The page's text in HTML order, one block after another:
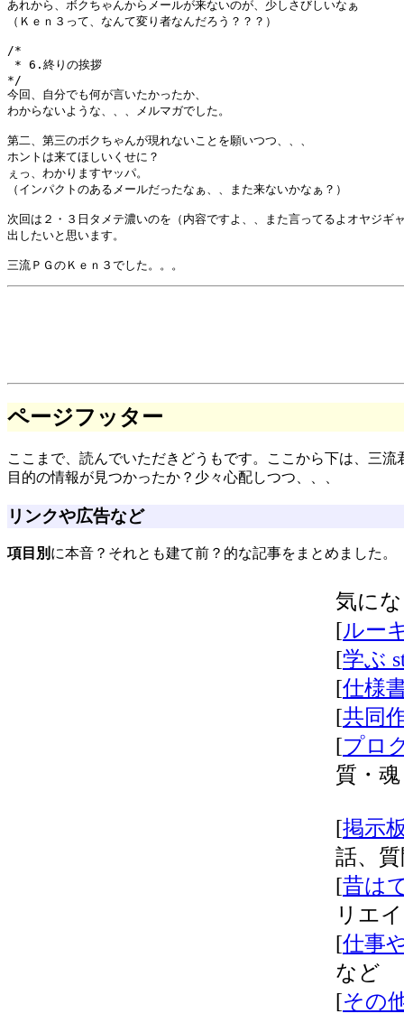
あれから、ボクちゃんからメールが来ないのが、少しさびしいなぁ
（Ｋｅｎ３って、なんて変り者なんだろう？？？）
/*
* 6.終りの挨拶
*/
今回、自分でも何が言いたかったか、
わからないような、、、メルマガでした。
第二、第三のボクちゃんが現れないことを願いつつ、、、
ホントは来てほしいくせに？
ぇっ、わかりますヤッパ。
（インパクトのあるメールだったなぁ、、また来ないかなぁ？）
次回は２・３日タメテ濃いのを（内容ですよ、、また言ってるよオヤジギ
出したいと思います。
ページフッター
ここまで、読んでいただきどうもです。ここから下は、三
目的の情報が見つかったか？少々心配しつつ、、、
リンクや広告など
項目別 に本音？それとも建て前？的な記事をまとめました。
気に
[ルー
[学ぶ
[仕様
[共同
[プロ
質・魂
[掲示
話、
[昔は
リエ
[仕事
など
[その